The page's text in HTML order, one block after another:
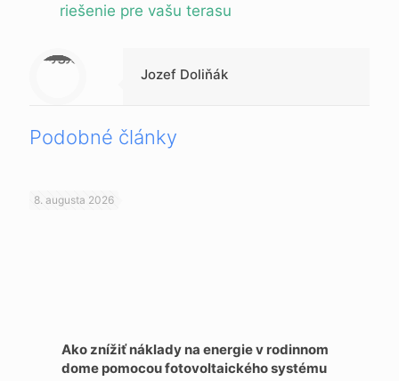
riešenie pre vašu terasu
Warning
: Trying to access array offset on null in
/data/d/1/d138f370-fb2d-41ed-8e54-da3f51f0f16a/beppc.online/web/wp-content/themes/betheme-child/includes/content-single.php
on line
286
Jozef Doliňák
Podobné články
8. augusta 2026
Ako znížiť náklady na energie v rodinnom
dome pomocou fotovoltaického systému